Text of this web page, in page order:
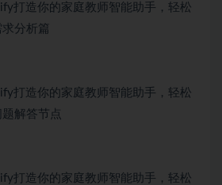
打造你的家庭教师智能助手，轻松
分析篇
打造你的家庭教师智能助手，轻松
解答节点
打造你的家庭教师智能助手，轻松